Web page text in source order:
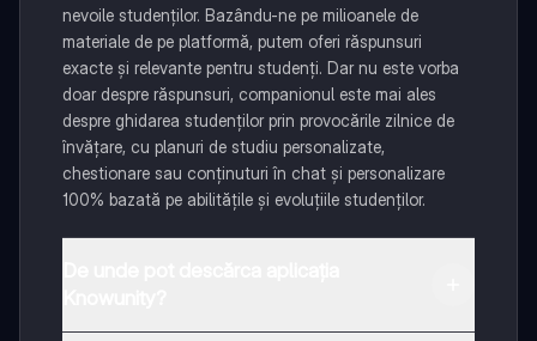
nevoile studenților. Bazându-ne pe milioanele de
materiale de pe platformă, putem oferi răspunsuri
exacte și relevante pentru studenți. Dar nu este vorba
doar despre răspunsuri, companionul este mai ales
despre ghidarea studenților prin provocările zilnice de
învățare, cu planuri de studiu personalizate,
chestionare sau conținuturi în chat și personalizare
100% bazată pe abilitățile și evoluțiile studenților.